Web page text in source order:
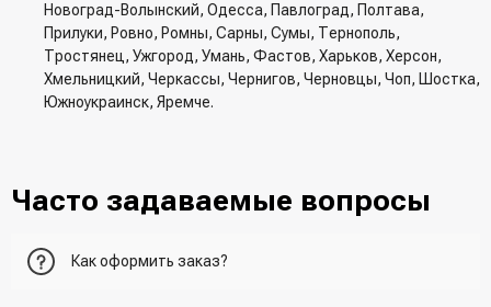
Новоград-Волынский, Одесса, Павлоград, Полтава,
Прилуки, Ровно, Ромны, Сарны, Сумы, Тернополь,
Тростянец, Ужгород, Умань, Фастов, Харьков, Херсон,
Хмельницкий, Черкассы, Чернигов, Черновцы, Чоп, Шостка,
Южноукраинск, Яремче.
Часто задаваемые вопросы
Как оформить заказ?